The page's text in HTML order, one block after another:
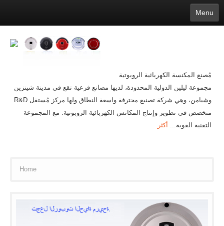
Menu
Deutsch
Português 日本語
Mongolian bāṅlā Norsk
Türkçe
Ўзбек тили
india Tiếng Việt íslenska Estonia
Bulgarian
Ukrainian
Slovenčina
مُصنع المكنسة الكهربائية الروبوتية
مجموعة ليلين الدولية المحدودة، لديها مصانع فرعية تقع في مدينة شينزين
وشيامن، وهي شركة تصنيع محترفة واسعة النطاق ولها مركز مُستقل R&D
متخصص في تطوير وإنتاج المكانس الكهربائية الروبوتية. مع المجموعة
التقنية القوية... أكثر
Home